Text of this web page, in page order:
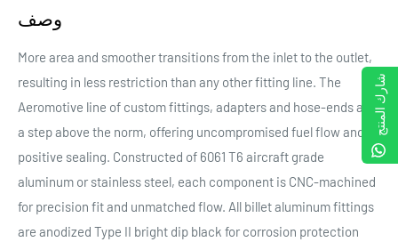
وصف
More area and smoother transitions from the inlet to the outlet,
resulting in less restriction than any other fitting line. The
Aeromotive line of custom fittings, adapters and hose-ends are
a step above the norm, offering uncompromised fuel flow and
positive sealing. Constructed of 6061 T6 aircraft grade
aluminum or stainless steel, each component is CNC-machined
for precision fit and unmatched flow. All billet aluminum fittings
are anodized Type II bright dip black for corrosion protection
شارك المنتج